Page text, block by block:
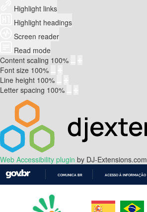
Highlight links
Highlight headings
Screen reader
Read mode
Content scaling 100%
Font size 100%
Line height 100%
Letter spacing 100%
Web Accessibility plugin by DJ-Extensions.com
CONTEÚDO
COMUNICA BR ACESSO À INFORMAÇÃO